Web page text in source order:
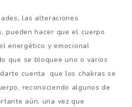
las alteraciones
pueden hacer que el cuerpo
energético y emocional
que se bloquee uno o varios
cuenta que los chakras se
reconociendo algunos de
aún, una vez que